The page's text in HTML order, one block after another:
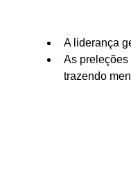
A liderança
As preleções
trazendo